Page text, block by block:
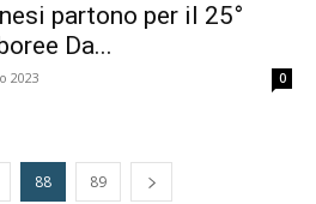
partono per il 25°
Da...
2023 0
88 89